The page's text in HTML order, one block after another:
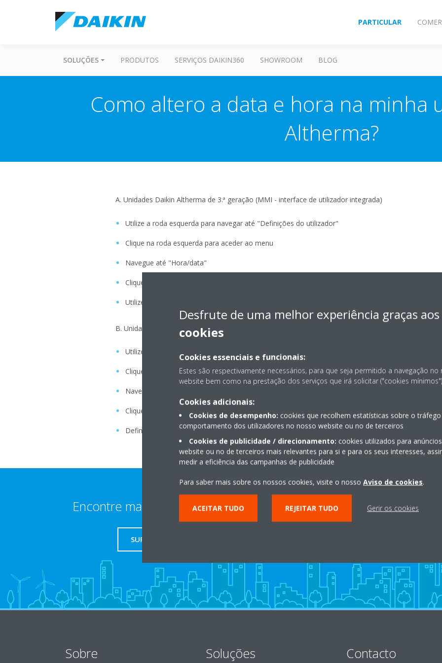
PARTICULAR
SOLUÇÕES PRODUTOS SERVIÇOS DAIKIN360 SHOWROOM BLOG
Como altero a data e hora na minha
Altherma?
A. Unidades Daikin Altherma de 3.ª geração (MMI - interface de utilizador integrada)
Utilize a roda esquerda para navegar até "Definições do utilizador"
Clique na roda esquerda para aceder ao menu
Navegue até "Hora/data"
Clique na roda esquerda para aceder ao menu
Utilize a roda direita para ajustar os campos
B. Unidades Daikin Altherma de 1.ª
Utilize o termóstato
Clique no botão de opções (em baixo, à direita)
Navegue até "Definir hora/data"
Clique em "OK"
Defina a data e hora atuais
Encontre mais informações
SUPORTE
Centro de Experiência Virtual
Sobre Soluções Contacto
Desfrute de uma melhor experiência graças aos
cookies
Cookies essenciais e funcionais:
Estes são respectivamente necessários, para que seja permitido a navegação no
website bem como na prestação dos serviços que irá solicitar ("cookies
Cookies adicionais:
Cookies de desempenho: cookies que recolhem estatísticas sobre o
comportamento dos utilizadores no nosso website ou no de terceiros
Cookies de publicidade / direcionamento: cookies utilizados para
website ou no de terceiros mais relevantes para si e para os seus interesses,
medir a eficiência das campanhas de publicidade
Para saber mais sobre os nossos cookies, visite o nosso Aviso de cookies.
ACEITAR TUDO REJEITAR TUDO Gerir os cookies